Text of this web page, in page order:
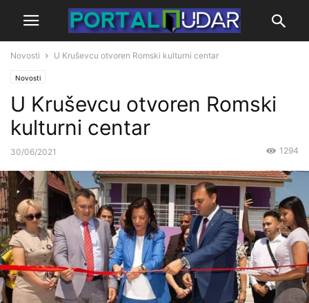
Novosti U Kruševcu otvoren Romski kulturni centar
Novosti
U Kruševcu otvoren Romski
kulturni centar
30/06/2021 1294